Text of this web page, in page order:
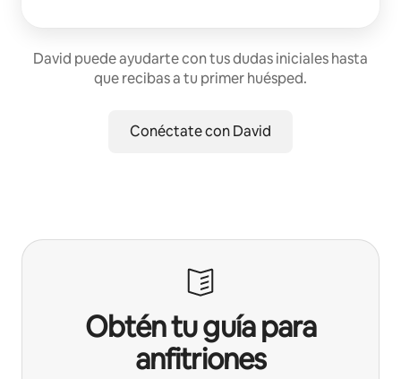
David puede ayudarte con tus dudas iniciales hasta
que recibas a tu primer huésped.
Conéctate con David
Obtén tu guía para
anfitriones